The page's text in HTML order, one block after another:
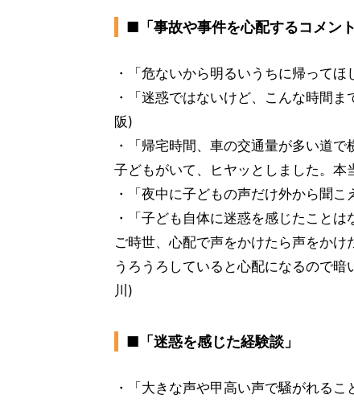
■「事故や事件を心配するコメント
・「危ないから明るいうちに帰って
・「迷惑ではないけど、こんな時間
阪)
・「帰宅時間、車の交通量が多い道
子どもがいて、ヒヤッとしました。
・「夜中に子どもの声だけ外から聞
・「子ども自体に迷惑を感じたこと
ご時世、心配で声をかけたら声をか
うろうろしていると心配になるので
川)
■「迷惑を感じた経験談」
・「大きな声や甲高い声で騒がれる